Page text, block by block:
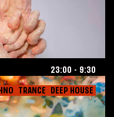
23:00 - 9:30
DEEP HOUSE
TRANCE